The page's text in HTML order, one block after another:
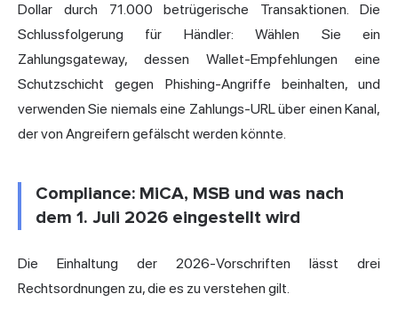
Dollar durch 71.000 betrügerische Transaktionen. Die
Schlussfolgerung für Händler: Wählen Sie ein
Zahlungsgateway, dessen Wallet-Empfehlungen eine
Schutzschicht gegen Phishing-Angriffe beinhalten, und
verwenden Sie niemals eine Zahlungs-URL über einen Kanal,
der von Angreifern gefälscht werden könnte.
Compliance: MiCA, MSB und was nach
dem 1. Juli 2026 eingestellt wird
Die Einhaltung der 2026-Vorschriften lässt drei
Rechtsordnungen zu, die es zu verstehen gilt.